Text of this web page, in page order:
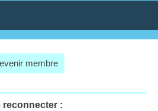
membre
reconnecter :